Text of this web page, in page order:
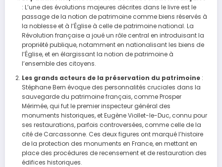
: L’une des évolutions majeures décrites dans le livre est le
passage de la notion de patrimoine comme biens réservés à
la noblesse et à l’Église à celle de patrimoine national. La
Révolution française a joué un rôle central en introduisant la
propriété publique, notamment en nationalisant les biens de
l’Église, et en élargissant la notion de patrimoine à
l’ensemble des citoyens.
Les grands acteurs de la préservation du patrimoine:
Stéphane Bern évoque des personnalités cruciales dans la
sauvegarde du patrimoine français, comme Prosper
Mérimée, qui fut le premier inspecteur général des
monuments historiques, et Eugène Viollet-le-Duc, connu pour
ses restaurations, parfois controversées, comme celle de la
cité de Carcassonne. Ces deux figures ont marqué l’histoire
de la protection des monuments en France, en mettant en
place des procédures de recensement et de restauration des
édifices historiques.